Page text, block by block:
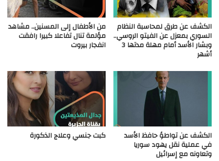
الكشف عن طرق لمحاسبة النظام
السوري بمعزل عن الفيتو الروسي..
وبشار الأسد أمام مهلة مدتها 3
أشهر
من الأطفال إلى المسنين.. مشاهد
مؤلمة تنال تفاعلا كبيرا رافقت
انفجار بيروت
الكشف عن تواطؤ حافظ الأسد
في عملية نقل يهود سوريا
وتعاونه مع إسرائيل
كبت جنسي وعلاج الذكورة